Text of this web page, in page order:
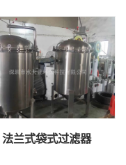
法兰式袋式过滤器